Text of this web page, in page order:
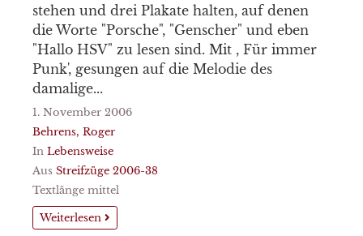
stehen und drei Plakate halten, auf denen
die Worte "Porsche", "Genscher" und eben
"Hallo HSV" zu lesen sind. Mit , Für immer
Punk', gesungen auf die Melodie des
damalige...
1. November 2006
Behrens, Roger
In Lebensweise
Aus Streifzüge 2006-38
Textlänge mittel
Weiterlesen